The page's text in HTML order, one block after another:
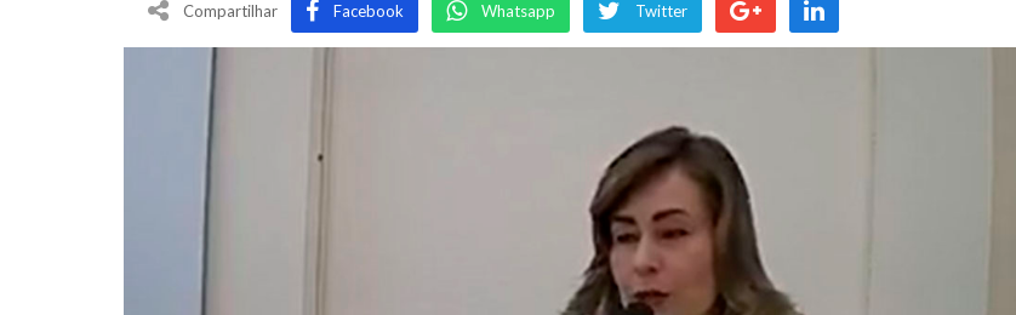
Compartilhar Facebook Whatsapp Twitter